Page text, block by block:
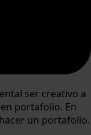
ser creativo a
portafolio. En
un portafolio.